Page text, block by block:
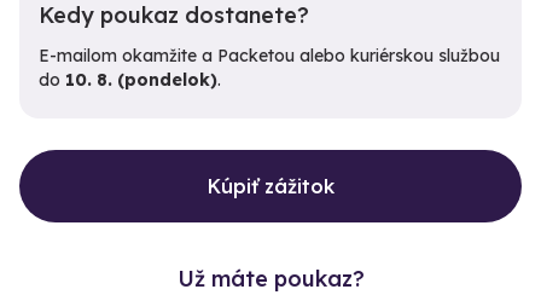
Kedy poukaz dostanete?
E-mailom okamžite a Packetou alebo kuriérskou službou
do 10. 8. (pondelok).
Kúpiť zážitok
Už máte poukaz?